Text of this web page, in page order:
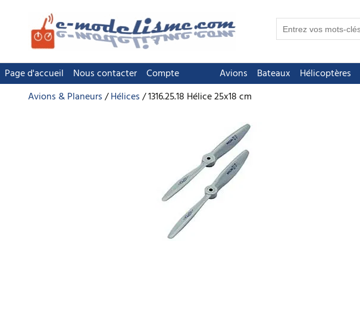
Page d'accueil Nous contacter Compte Avions Bateaux Hélicoptères
Avions & Planeurs
Hélices 1316.25.18 Hélice 25x18 cm